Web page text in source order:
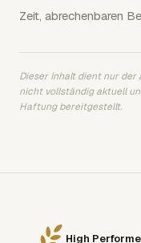
Zeit, abrechenbaren
Dieser Inhalt dient nur
nicht vollständig aktuell
Haftung bereitgestellt.
High